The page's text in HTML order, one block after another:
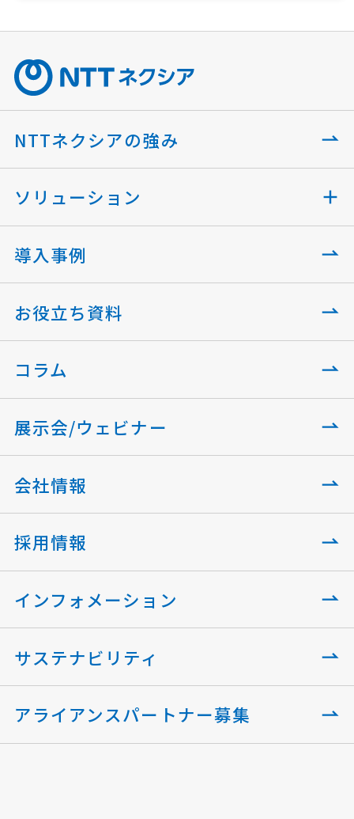
NTTネクシアの強み
ソリューション
導入事例
お役立ち資料
コラム
展示会/ウェビナー
会社情報
採用情報
インフォメーション
サステナビリティ
アライアンスパートナー募集